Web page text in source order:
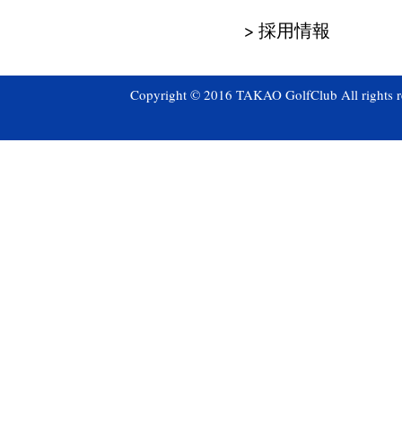
> 採用情報
Copyright © 2016 TAKAO GolfClub All rights